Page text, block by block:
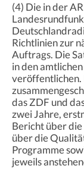
(4) Die in der
Richtlinien zur
Auftrags. Die
in den
veröffentlichen.
das ZDF und
zwei Jahre,
Bericht über
über die
Programme
jeweils